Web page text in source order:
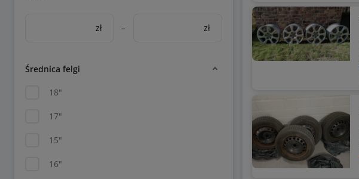
zł – zł
Średnica felgi
18"
17"
15"
16"